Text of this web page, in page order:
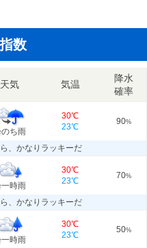
数
天気 気温
降水
確率
ち雨
30℃
23℃
90%
、かなりラッキーだ
時雨
30℃
23℃
70%
、かなりラッキーだ
時雨
30℃
23℃
50%